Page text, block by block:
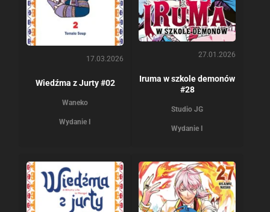
17.03.2026
Wiedźma z Jurty #02
Waneko
Wydanie I
27.01.2026
Iruma w szkole demonów
#28
Studio JG
Wydanie I